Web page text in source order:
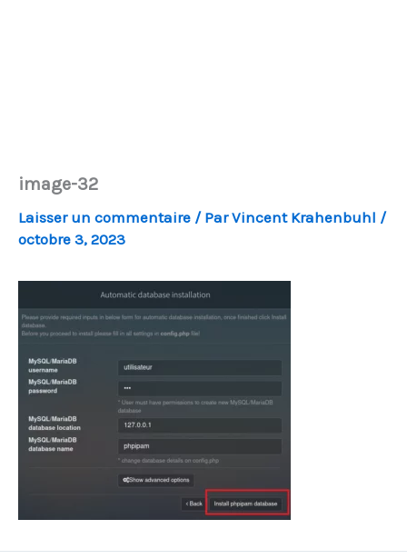
image-32
Laisser un commentaire / ParVincent Krahenbuhl /
octobre 3, 2023